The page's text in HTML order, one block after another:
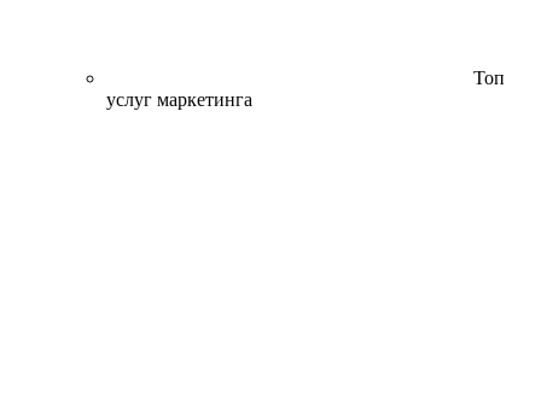
Топ
услуг маркетинга